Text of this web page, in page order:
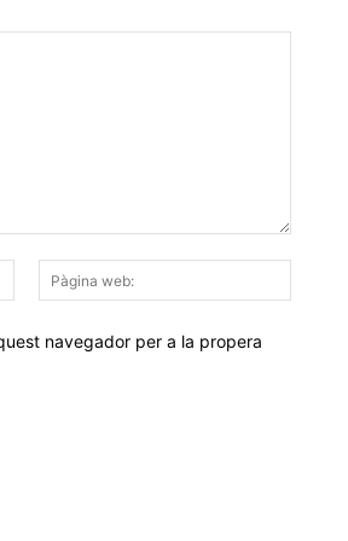
Correu
electrònic:*
web:
navegador per a la propera